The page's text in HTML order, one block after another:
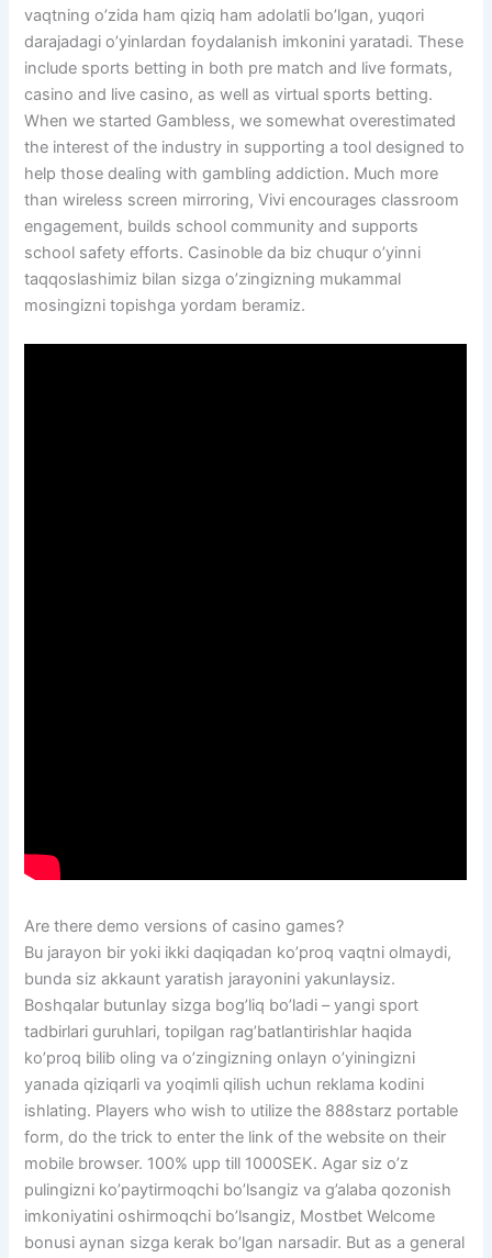
vaqtning o’zida ham qiziq ham adolatli bo’lgan, yuqori
darajadagi o’yinlardan foydalanish imkonini yaratadi. These
include sports betting in both pre match and live formats,
casino and live casino, as well as virtual sports betting.
When we started Gambless, we somewhat overestimated
the interest of the industry in supporting a tool designed to
help those dealing with gambling addiction. Much more
than wireless screen mirroring, Vivi encourages classroom
engagement, builds school community and supports
school safety efforts. Casinoble da biz chuqur o’yinni
taqqoslashimiz bilan sizga o’zingizning mukammal
mosingizni topishga yordam beramiz.
Are there demo versions of casino games?
Bu jarayon bir yoki ikki daqiqadan ko’proq vaqtni olmaydi,
bunda siz akkaunt yaratish jarayonini yakunlaysiz.
Boshqalar butunlay sizga bog’liq bo’ladi – yangi sport
tadbirlari guruhlari, topilgan rag’batlantirishlar haqida
ko’proq bilib oling va o’zingizning onlayn o’yiningizni
yanada qiziqarli va yoqimli qilish uchun reklama kodini
ishlating. Players who wish to utilize the 888starz portable
form, do the trick to enter the link of the website on their
mobile browser. 100% upp till 1000SEK. Agar siz o’z
pulingizni ko’paytirmoqchi bo’lsangiz va g’alaba qozonish
imkoniyatini oshirmoqchi bo’lsangiz, Mostbet Welcome
bonusi aynan sizga kerak bo’lgan narsadir. But as a general